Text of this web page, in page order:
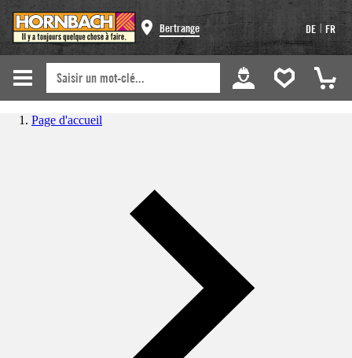
Bertrange DE | FR
Page d'accueil